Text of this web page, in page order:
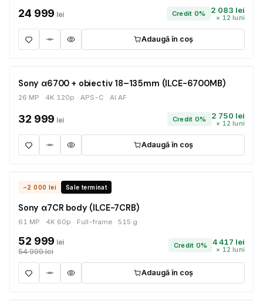
24 999 lei Credit 0% 2 083 lei
× 12 luni
Adaugă în coș
ÎN STOC
Sony α6700 + obiectiv 18–135mm (ILCE-6700MB)
26 MP 4K 120p APS-C AI AF
32 999 lei Credit 0% 2 750 lei
× 12 luni
Adaugă în coș
ÎN STOC
−2 000 lei Sale terminat
Sony α7CR body (ILCE-7CRB)
61 MP 4K 60p Full-frame 515 g
52 999 lei
54 999 lei
Credit 0% 4 417 lei
× 12 luni
Adaugă în coș